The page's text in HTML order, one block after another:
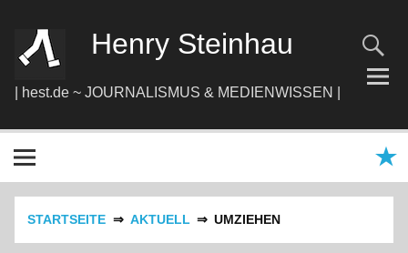
springen
Henry Steinhau
| hest.de ~ JOURNALISMUS & MEDIENWISSEN |
STARTSEITE AKTUELL UMZIEHEN